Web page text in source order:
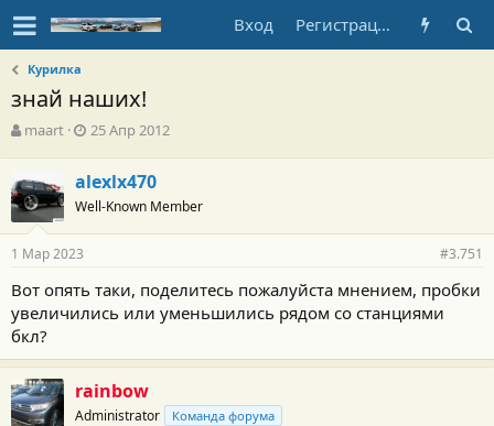
Вход Регистрация
Курилка
знай наших!
А
о
р
т
е
м
ы
maart
Д
а
н
а
л
а
25 Апр 2012
alexlx470
Well-Known Member
1 Мар 2023 #3.751
Вот опять таки, поделитесь пожалуйста мнением, пробки
увеличились или уменьшились рядом со станциями
бкл?
rainbow
Administrator Команда форума